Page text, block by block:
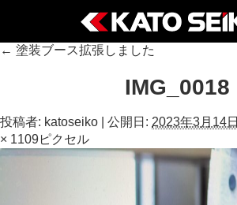
← 塗装ブース拡張しました
IMG_0018
投稿者: katoseiko 公開日: 2023年3月14日
× 1109ピクセル